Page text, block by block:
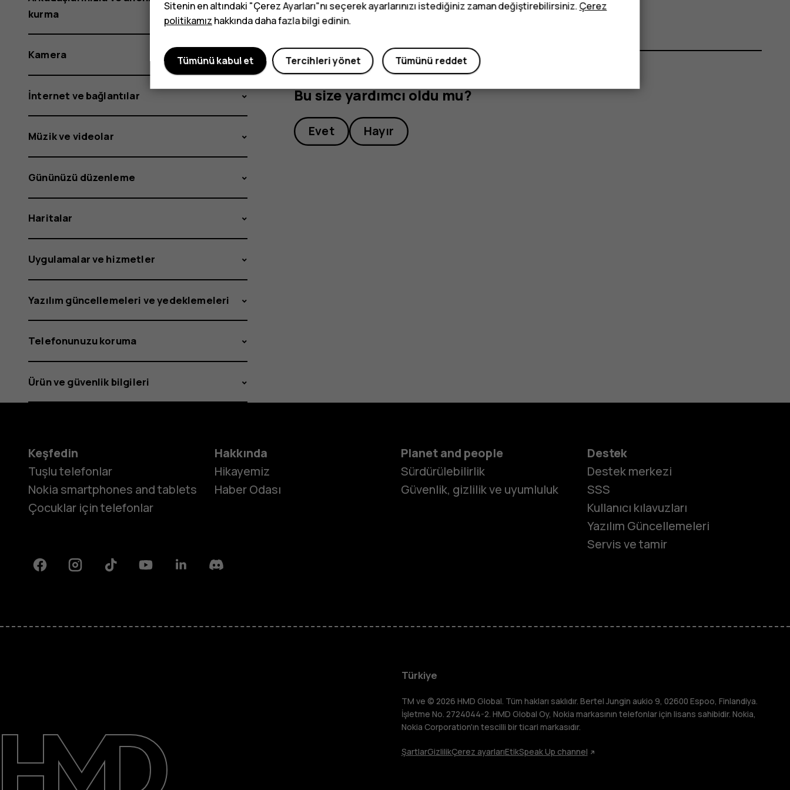
Tuşlu telefonlar
Çocuklar için
telefonlar
Destek
Türkiye
Bu size yardımcı oldu mu?
Evet Hayır
kurma
Kamera
İnternet ve bağlantılar
Müzik ve videolar
Gününüzü düzenleme
Haritalar
Uygulamalar ve hizmetler
Yazılım güncellemeleri ve yedeklemeleri
Telefonunuzu koruma
Ürün ve güvenlik bilgileri
Keşfedin
Tuşlu telefonlar
Nokia smartphones and tablets
Çocuklar için telefonlar
Hakkında
Hikayemiz
Haber Odası
Planet and people
Sürdürülebilirlik
Güvenlik, gizlilik ve uyumluluk
Destek
Destek merkezi
SSS
Kullanıcı kılavuzları
Yazılım Güncellemeleri
Servis ve tamir
FacebookInstagramTiktok YoutubeLinkedinDiscord
Türkiye
TM ve © 2026 HMD Global. Tüm hakları saklıdır. Bertel Jungin aukio 9, 02600 Espoo, Finlandiya.
İşletme No. 2724044-2. HMD Global Oy, Nokia markasının telefonlar için lisans sahibidir. Nokia,
Nokia Corporation'ın tescilli bir ticari markasıdır.
ŞartlarGizlilikÇerez ayarlarıEtikSpeak Up channel
Sitenin en altındaki "Çerez Ayarları"nı seçerek ayarlarınızı istediğiniz zaman değiştirebilirsiniz.Çerez
politikamız hakkında daha fazla bilgi edinin.
Tümünü reddet
Tercihleri yönet
Tümünü kabul et